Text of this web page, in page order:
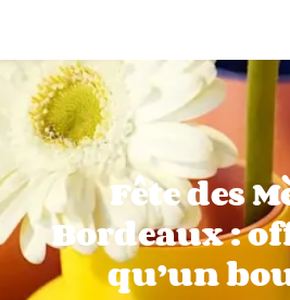
Fête des
Bordeaux :
qu’un